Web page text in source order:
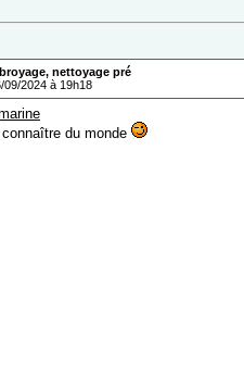
nettoyage pré
09/2024 à 19h18
du monde